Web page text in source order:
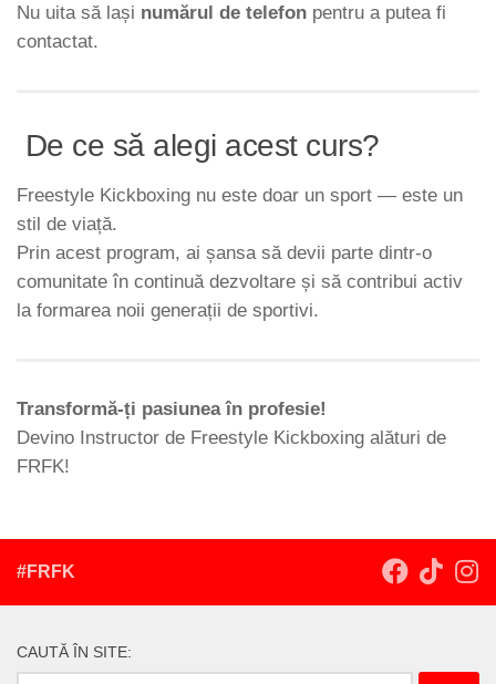
Nu uita să lași numărul de telefon pentru a putea fi
contactat.
De ce să alegi acest curs?
Freestyle Kickboxing nu este doar un sport — este un
stil de viață.
Prin acest program, ai șansa să devii parte dintr-o
comunitate în continuă dezvoltare și să contribui activ
la formarea noii generații de sportivi.
Transformă-ți pasiunea în profesie!
Devino Instructor de Freestyle Kickboxing alături de
FRFK!
#FRFK
CAUTĂ ÎN SITE: